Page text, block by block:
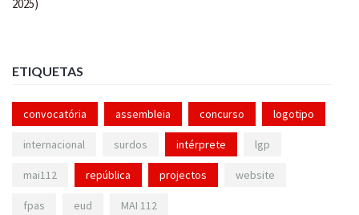
ETIQUETAS
convocatória assembleia concurso logotipo
internacional surdos intérprete lgp
mai112 república projectos website
fpas eud MAI 112